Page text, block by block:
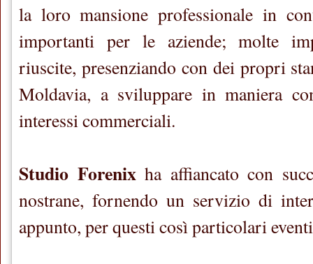
la loro mansione professionale in
importanti per le aziende; molte
riuscite, presenziando con dei propri
Moldavia, a sviluppare in maniera
interessi commerciali.
Studio Forenixha affiancato con
nostrane, fornendo un servizio di
appunto, per questi così particolari